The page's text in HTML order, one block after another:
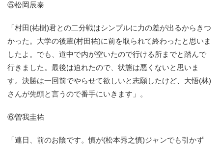
⑤松岡辰泰
「村田(祐樹)君との二分戦はシンプルに力の差が出るからきつ
かった。大学の後輩(村田祐)に前を取られて終わったと思いま
したよ。でも、道中で内が空いたので行ける所までと踏んで
行きました。最後は迫れたので、状態は悪くないと思いま
す。決勝は一回前でやらせて欲しいと志願したけど、大悟(林)
さんが先頭と言うので番手にいきます」。
⑥曽我圭祐
「連日、前のお陰です。慎が(松本秀之慎)ジャンでも引かず